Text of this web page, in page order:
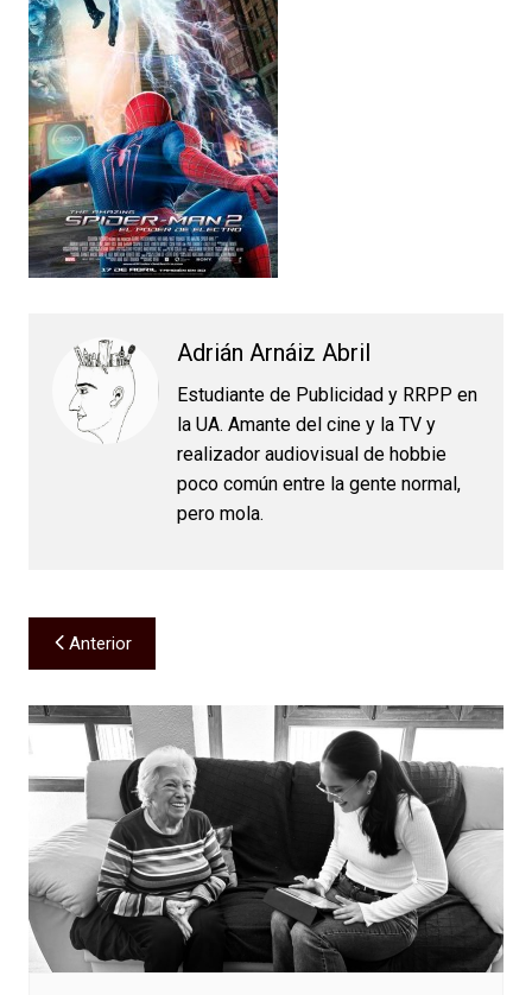
Adrián Arnáiz Abril
Estudiante de Publicidad y RRPP en
la UA. Amante del cine y la TV y
realizador audiovisual de hobbie
poco común entre la gente normal,
pero mola.
Navegación
de
entradas
Anterior